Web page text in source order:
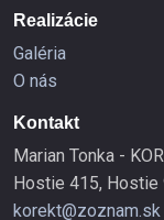
Realizácie
Galéria
O nás
Kontakt
Marian Tonka -
Hostie 415, Hostie
korekt@zoznam.sk